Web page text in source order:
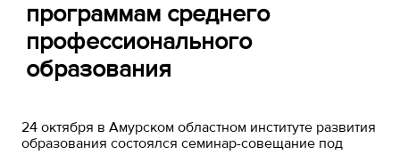
программам среднего
профессионального
образования
24 октября в Амурском областном институте развития
образования состоялся семинар-совещание под